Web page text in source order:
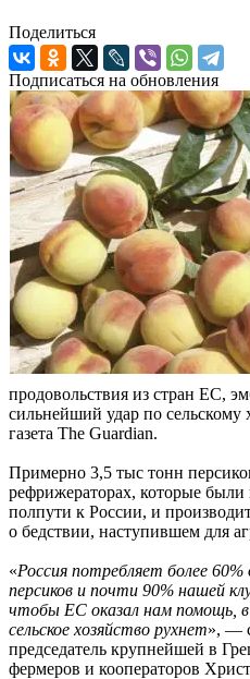
Поделиться
Подписаться на обновления
продовольствия из стран ЕС,
сильнейший удар по сельскому
газета The Guardian.
Примерно 3,5 тыс тонн
рефрижераторах, которые
полпути к России, и
о бедствии, наступившем для
«Россия потребляет более
персиков и почти 90% нашей
чтобы ЕС оказал нам помощь,
сельское хозяйство рухнет», —
председатель крупнейшей в
фермеров и кооператоров